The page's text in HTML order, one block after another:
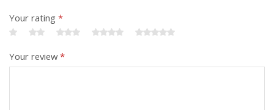
Your rating *
Your review*